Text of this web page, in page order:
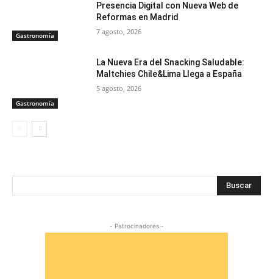
Gastronomía
Presencia Digital con Nueva Web de
Reformas en Madrid
7 agosto, 2026
Gastronomía
La Nueva Era del Snacking Saludable:
Maltchies Chile&Lima Llega a España
5 agosto, 2026
Buscar
- Patrocinadores -